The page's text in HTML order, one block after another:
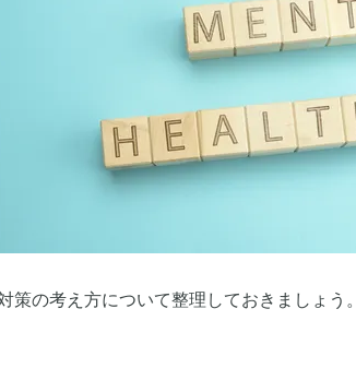
策の考え方について整理しておきましょう。